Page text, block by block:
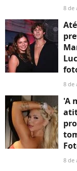
8 de
8 de
'A
8 de